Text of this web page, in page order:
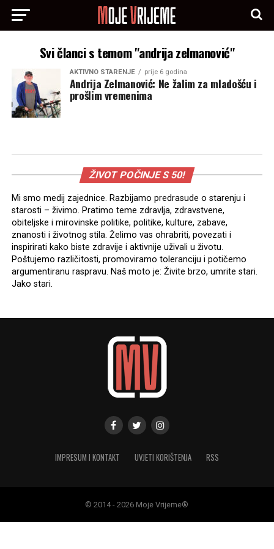
Svi članci s temom "andrija zelmanović"
AKTIVNO STARENJE prije 6 godina
Andrija Zelmanović: Ne žalim za mladošću i
prošlim vremenima
ŽIVOT POČINJE S 50!
Mi smo medij zajednice. Razbijamo predrasude o starenju i
starosti – živimo. Pratimo teme zdravlja, zdravstvene,
obiteljske i mirovinske politike, politike, kulture, zabave,
znanosti i životnog stila. Želimo vas ohrabriti, povezati i
inspirirati kako biste zdravije i aktivnije uživali u životu.
Poštujemo različitosti, promoviramo toleranciju i potičemo
argumentiranu raspravu. Naš moto je: Živite brzo, umrite stari.
Jako stari.
IMPRESUM I KONTAKT UVJETI KORIŠTENJA RSS
© 2014 - 2026 Moje Vrijeme®